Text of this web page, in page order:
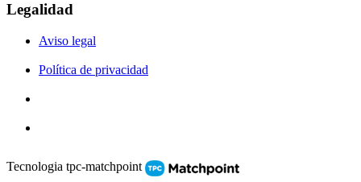
Legalidad
Aviso legal
Política de privacidad
Tecnologia tpc-matchpoint